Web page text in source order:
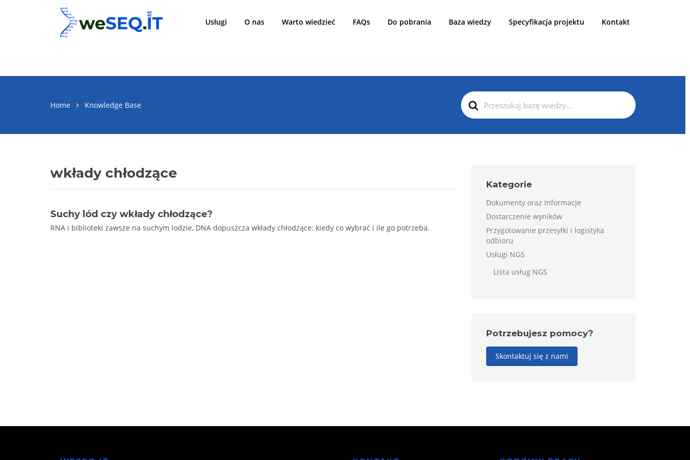
Usługi O nas Warto wiedzieć FAQs Do pobrania Baza wiedzy Specyfikacja projektu Kontakt
Search
For
Home Knowledge Base
wkłady chłodzące
Suchy lód czy wkłady chłodzące?
RNA i biblioteki zawsze na suchym lodzie, DNA dopuszcza wkłady chłodzące: kiedy co wybrać i ile go potrzeba.
Kategorie
Dokumenty oraz Informacje
Dostarczenie wyników
Przygotowanie przesyłki i logistyka
odbioru
Usługi NGS
Lista usług NGS
Potrzebujesz pomocy?
Skontaktuj się z nami